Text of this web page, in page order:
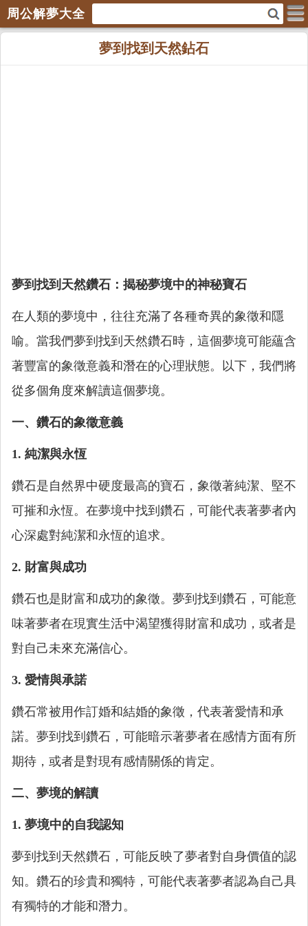
周公解夢大全
夢到找到天然鉆石
夢到找到天然鑽石：揭秘夢境中的神秘寶石
在人類的夢境中，往往充滿了各種奇異的象徵和隱
喻。當我們夢到找到天然鑽石時，這個夢境可能蘊含
著豐富的象徵意義和潛在的心理狀態。以下，我們將
從多個角度來解讀這個夢境。
一、鑽石的象徵意義
1. 純潔與永恆
鑽石是自然界中硬度最高的寶石，象徵著純潔、堅不
可摧和永恆。在夢境中找到鑽石，可能代表著夢者內
心深處對純潔和永恆的追求。
2. 財富與成功
鑽石也是財富和成功的象徵。夢到找到鑽石，可能意
味著夢者在現實生活中渴望獲得財富和成功，或者是
對自己未來充滿信心。
3. 愛情與承諾
鑽石常被用作訂婚和結婚的象徵，代表著愛情和承
諾。夢到找到鑽石，可能暗示著夢者在感情方面有所
期待，或者是對現有感情關係的肯定。
二、夢境的解讀
1. 夢境中的自我認知
夢到找到天然鑽石，可能反映了夢者對自身價值的認
知。鑽石的珍貴和獨特，可能代表著夢者認為自己具
有獨特的才能和潛力。